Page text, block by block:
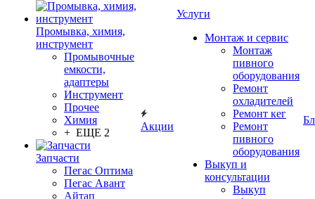
Промывка, химия,
инструмент
Промывочные
емкости,
адаптеры
Инструмент
Прочее
Химия
+ ЕЩЕ 2
Запчасти
Пегас Оптима
Пегас Авант
Айтап
Акции
Услуги
Монтаж и сервис
Монтаж
пивного
оборудования
Ремонт
охладителей
Ремонт кег
Ремонт
пивного
оборудования
Выкуп и
консультации
Выкуп